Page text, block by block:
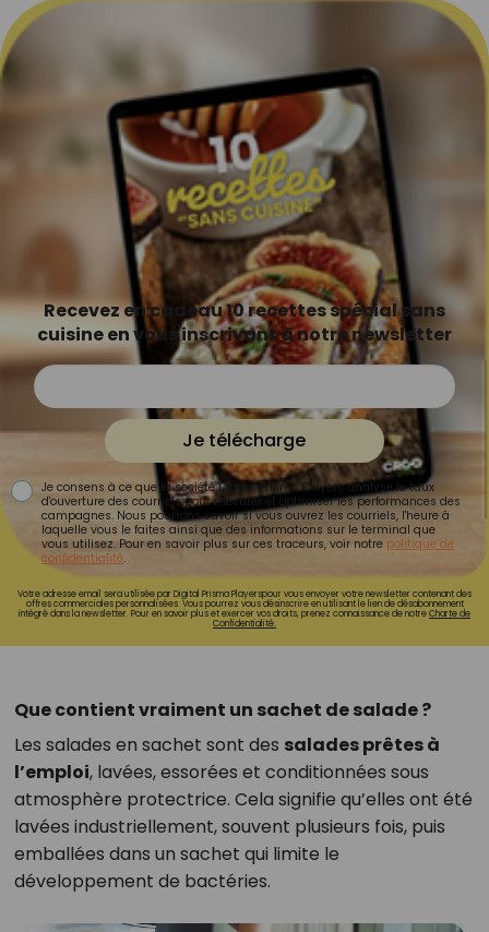
Recevez en cadeau 10 recettes spécial sans
cuisine en vous inscrivant à notre newsletter
Je télécharge
Je consens à ce que la société Digital Prisma Players analyse le taux
d'ouverture des courriels pour mesurer et optimiser les performances des
campagnes. Nous pourrons savoir si vous ouvrez les courriels, l'heure à
laquelle vous le faites ainsi que des informations sur le terminal que
vous utilisez. Pour en savoir plus sur ces traceurs, voir notre politique de
confidentialité.
Votre adresse email sera utilisée par Digital Prisma Playerspour vous envoyer votre newsletter contenant des
offres commerciales personnalisées. Vous pourrez vous désinscrire en utilisant le lien de désabonnement
intégré dans la newsletter. Pour en savoir plus et exercer vos droits, prenez connaissance de notreCharte de
Confidentialité.
Que contient vraiment un sachet de salade ?
Les salades en sachet sont des salades prêtes à
l’emploi, lavées, essorées et conditionnées sous
atmosphère protectrice. Cela signifie qu’elles ont été
lavées industriellement, souvent plusieurs fois, puis
emballées dans un sachet qui limite le
développement de bactéries.